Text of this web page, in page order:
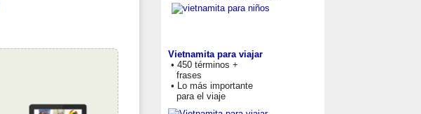
Vietnamita para viajar
• 450 términos +
frases
• Lo más importante
para el viaje